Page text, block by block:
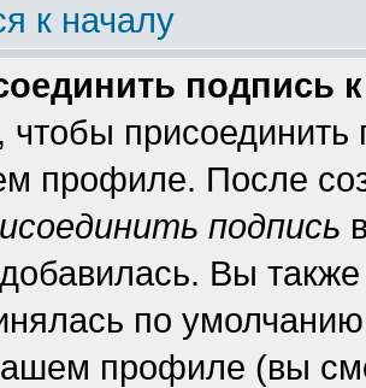
к началу
подпись
чтобы
профиле. После
подпись
Вы
по
профиле (вы